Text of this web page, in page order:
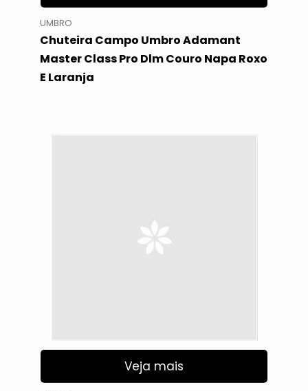
UMBRO
Chuteira Campo Umbro Adamant
Master Class Pro Dlm Couro Napa Roxo
E Laranja
Veja mais